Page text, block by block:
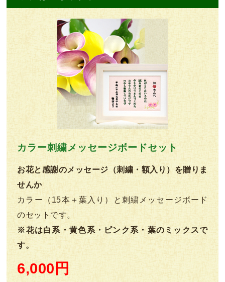
カラー刺繍メッセージボードセット
お花と感謝のメッセージ（刺繍・額入り）を贈りま
せんか
カラー（15本＋葉入り）と刺繍メッセージボード
のセットです。
※花は白系・黄色系・ピンク系・葉のミックスで
す。
6,000円